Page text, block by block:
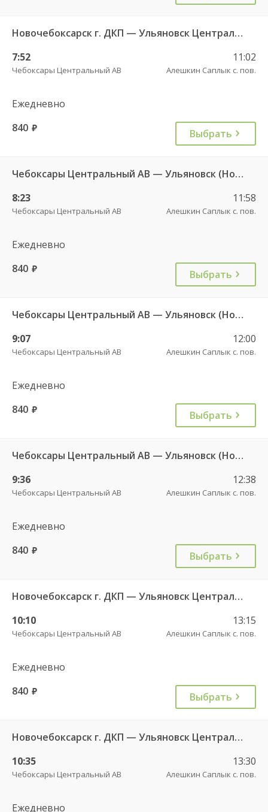
Новочебоксарск г. ДКП — Ульяновск Центральный АВ 1156
7:52
Чебоксары Центральный АВ
11:02
Алешкин Саплык с. пов.
Ежедневно
840 руб. Выбрать
Чебоксары Центральный АВ — Ульяновск (Новый город) ч/з Батырево с. ДКП 5843
8:23
Чебоксары Центральный АВ
11:58
Алешкин Саплык с. пов.
Ежедневно
840 руб. Выбрать
Чебоксары Центральный АВ — Ульяновск (Новый город) ч/з Батырево с. ДКП 5843.
9:07
Чебоксары Центральный АВ
12:00
Алешкин Саплык с. пов.
Ежедневно
840 руб. Выбрать
Чебоксары Центральный АВ — Ульяновск (Новый город) ч/з Батырево с. ДКП 5843
9:36
Чебоксары Центральный АВ
12:38
Алешкин Саплык с. пов.
Ежедневно
840 руб. Выбрать
Новочебоксарск г. ДКП — Ульяновск Центральный АВ 1156
10:10
Чебоксары Центральный АВ
13:15
Алешкин Саплык с. пов.
Ежедневно
840 руб. Выбрать
Новочебоксарск г. ДКП — Ульяновск Центральный АВ ч/з ЦАВ 737
10:35
Чебоксары Центральный АВ
13:30
Алешкин Саплык с. пов.
Ежедневно